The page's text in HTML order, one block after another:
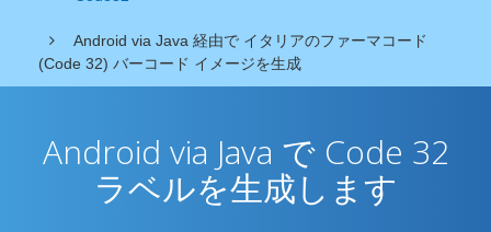
Android via Java 経由で イタリアのファーマコード
(Code 32) バーコード イメージを生成
Android via Java で Code 32
ラベルを生成します